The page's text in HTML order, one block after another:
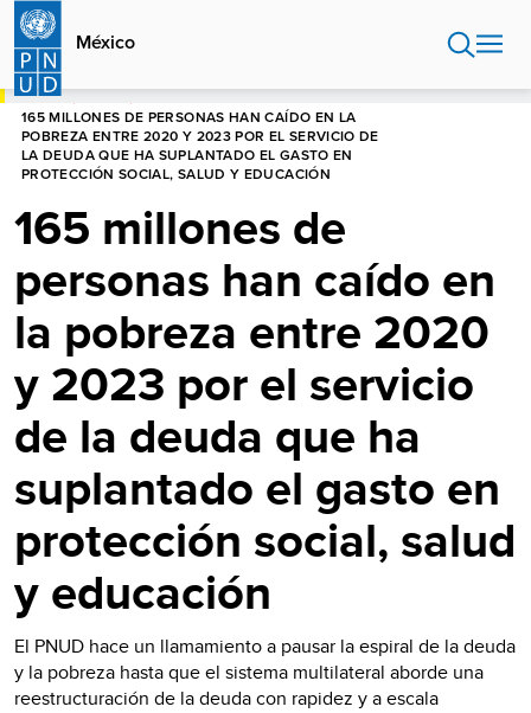
Pasar
contenido
principal
México
HOME
165 MILLONES DE PERSONAS HAN CAÍDO EN LA
POBREZA ENTRE 2020 Y 2023 POR EL SERVICIO DE
LA DEUDA QUE HA SUPLANTADO EL GASTO EN
PROTECCIÓN SOCIAL, SALUD Y EDUCACIÓN
165 millones de
personas han caído en
la pobreza entre 2020
y 2023 por el servicio
de la deuda que ha
suplantado el gasto en
protección social, salud
y educación
El PNUD hace un llamamiento a pausar la espiral de la deuda
y la pobreza hasta que el sistema multilateral aborde una
reestructuración de la deuda con rapidez y a escala